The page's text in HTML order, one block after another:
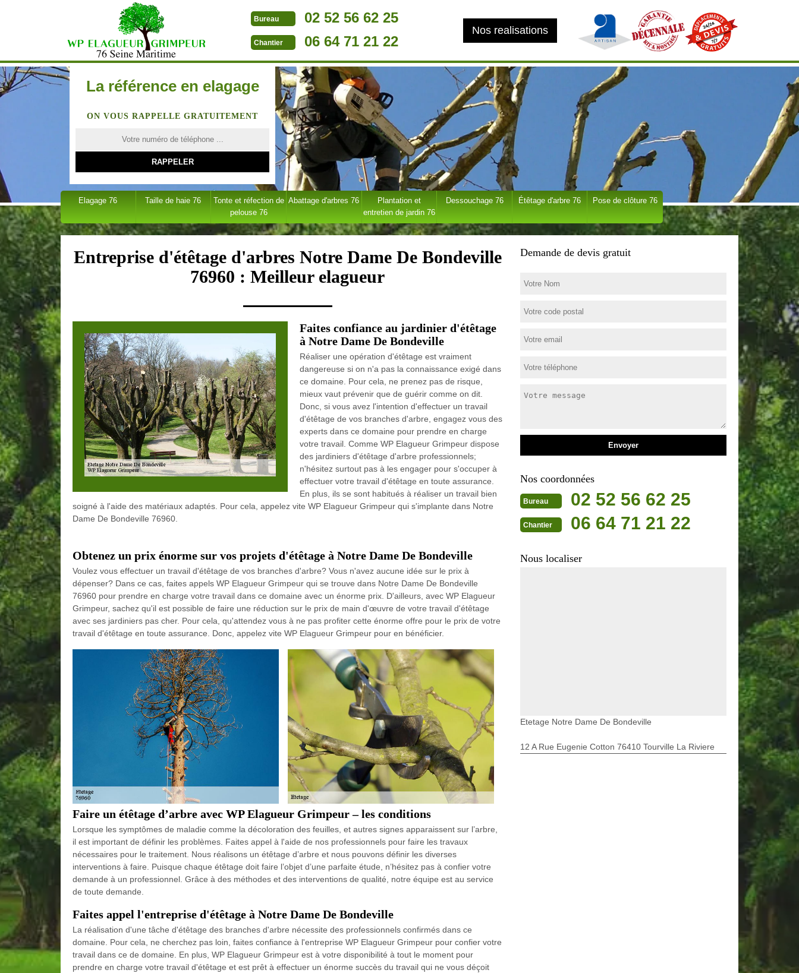
Bureau 02 52 56 62 25
Chantier 06 64 71 21 22
Nos realisations
La référence en elagage
ON VOUS RAPPELLE GRATUITEMENT
Elagage 76 Taille de haie 76
Tonte et réfection de
pelouse 76
Abattage d'arbres 76
Plantation et
entretien de jardin 76
Dessouchage 76 Étêtage d'arbre 76 Pose de clôture 76
Entreprise d'étêtage d'arbres Notre Dame De Bondeville
76960 : Meilleur elagueur
Faites confiance au jardinier d'étêtage
à Notre Dame De Bondeville
Réaliser une opération d'étêtage est vraiment
dangereuse si on n'a pas la connaissance exigé dans
ce domaine. Pour cela, ne prenez pas de risque,
mieux vaut prévenir que de guérir comme on dit.
Donc, si vous avez l'intention d'effectuer un travail
d'étêtage de vos branches d'arbre, engagez vous des
experts dans ce domaine pour prendre en charge
votre travail. Comme WP Elagueur Grimpeur dispose
des jardiniers d'étêtage d'arbre professionnels;
n'hésitez surtout pas à les engager pour s'occuper à
effectuer votre travail d'étêtage en toute assurance.
En plus, ils se sont habitués à réaliser un travail bien
soigné à l'aide des matériaux adaptés. Pour cela, appelez vite WP Elagueur Grimpeur qui s'implante dans Notre
Dame De Bondeville 76960.
Obtenez un prix énorme sur vos projets d'étêtage à Notre Dame De Bondeville
Voulez vous effectuer un travail d'étêtage de vos branches d'arbre? Vous n'avez aucune idée sur le prix à
dépenser? Dans ce cas, faites appels WP Elagueur Grimpeur qui se trouve dans Notre Dame De Bondeville
76960 pour prendre en charge votre travail dans ce domaine avec un énorme prix. D'ailleurs, avec WP Elagueur
Grimpeur, sachez qu'il est possible de faire une réduction sur le prix de main d'œuvre de votre travail d'étêtage
avec ses jardiniers pas cher. Pour cela, qu'attendez vous à ne pas profiter cette énorme offre pour le prix de votre
travail d'étêtage en toute assurance. Donc, appelez vite WP Elagueur Grimpeur pour en bénéficier.
Faire un étêtage d’arbre avec WP Elagueur Grimpeur – les conditions
Lorsque les symptômes de maladie comme la décoloration des feuilles, et autres signes apparaissent sur l’arbre,
il est important de définir les problèmes. Faites appel à l'aide de nos professionnels pour faire les travaux
nécessaires pour le traitement. Nous réalisons un étêtage d’arbre et nous pouvons définir les diverses
interventions à faire. Puisque chaque étêtage doit faire l’objet d’une parfaite étude, n’hésitez pas à confier votre
demande à un professionnel. Grâce à des méthodes et des interventions de qualité, notre équipe est au service
de toute demande.
Faites appel l'entreprise d'étêtage à Notre Dame De Bondeville
La réalisation d'une tâche d'étêtage des branches d'arbre nécessite des professionnels confirmés dans ce
domaine. Pour cela, ne cherchez pas loin, faites confiance à l'entreprise WP Elagueur Grimpeur pour confier votre
travail dans ce de domaine. En plus, WP Elagueur Grimpeur est à votre disponibilité à tout le moment pour
prendre en charge votre travail d'étêtage et est prêt à effectuer un énorme succès du travail qui ne vous déçoit
Demande de devis gratuit
Nos coordonnées
Bureau 02 52 56 62 25
Chantier 06 64 71 21 22
Nous localiser
Etetage Notre Dame De Bondeville
12 A Rue Eugenie Cotton 76410 Tourville La Riviere